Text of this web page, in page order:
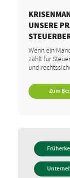
UNSERE
Wenn ein
zählt für
und
Zum